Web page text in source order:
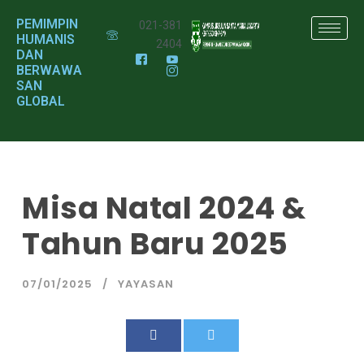
PEMIMPIN
HUMANIS
DAN
BERWAWA
SAN
GLOBAL
021-381
2404
Misa Natal 2024 &
Tahun Baru 2025
07/01/2025 YAYASAN